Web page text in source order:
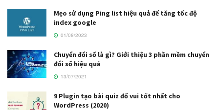
Mẹo sử dụng Ping list hiệu quả để tăng tốc độ
index google
01/08/2023
Chuyển đổi số là gì? Giới thiệu 3 phần mềm chuyển
đổi số hiệu quả
13/07/2021
9 Plugin tạo bài quiz đố vui tốt nhất cho
WordPress (2020)